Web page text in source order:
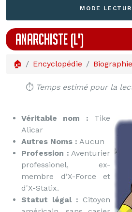
MODE
ANARCHISTE (L')
🏠 Encyclopédie
⏱️ Temps estimé pour la
Véritable nom : Tike
Alicar
Autres Noms : Aucun
Profession : Aventurier
professionel, ex-
membre d’X-Force et
d'X-Statix.
Statut légal : Citoyen